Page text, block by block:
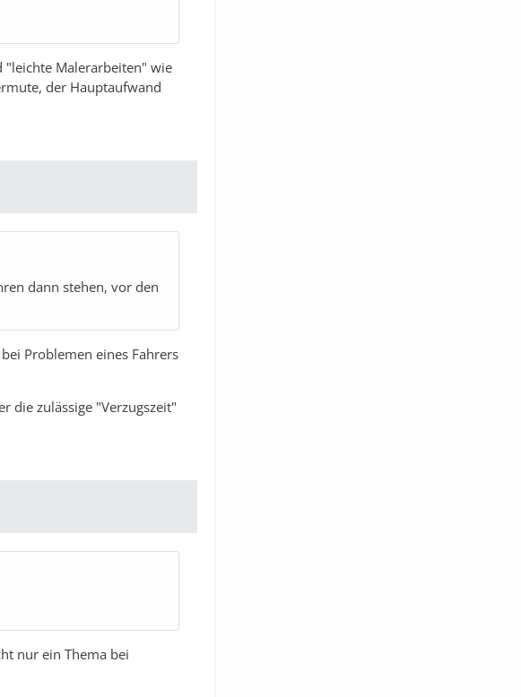
"leichte Malerarbeiten" wie
der Hauptaufwand
dann stehen, vor den
Problemen eines Fahrers
die zulässige "Verzugszeit"
nur ein Thema bei